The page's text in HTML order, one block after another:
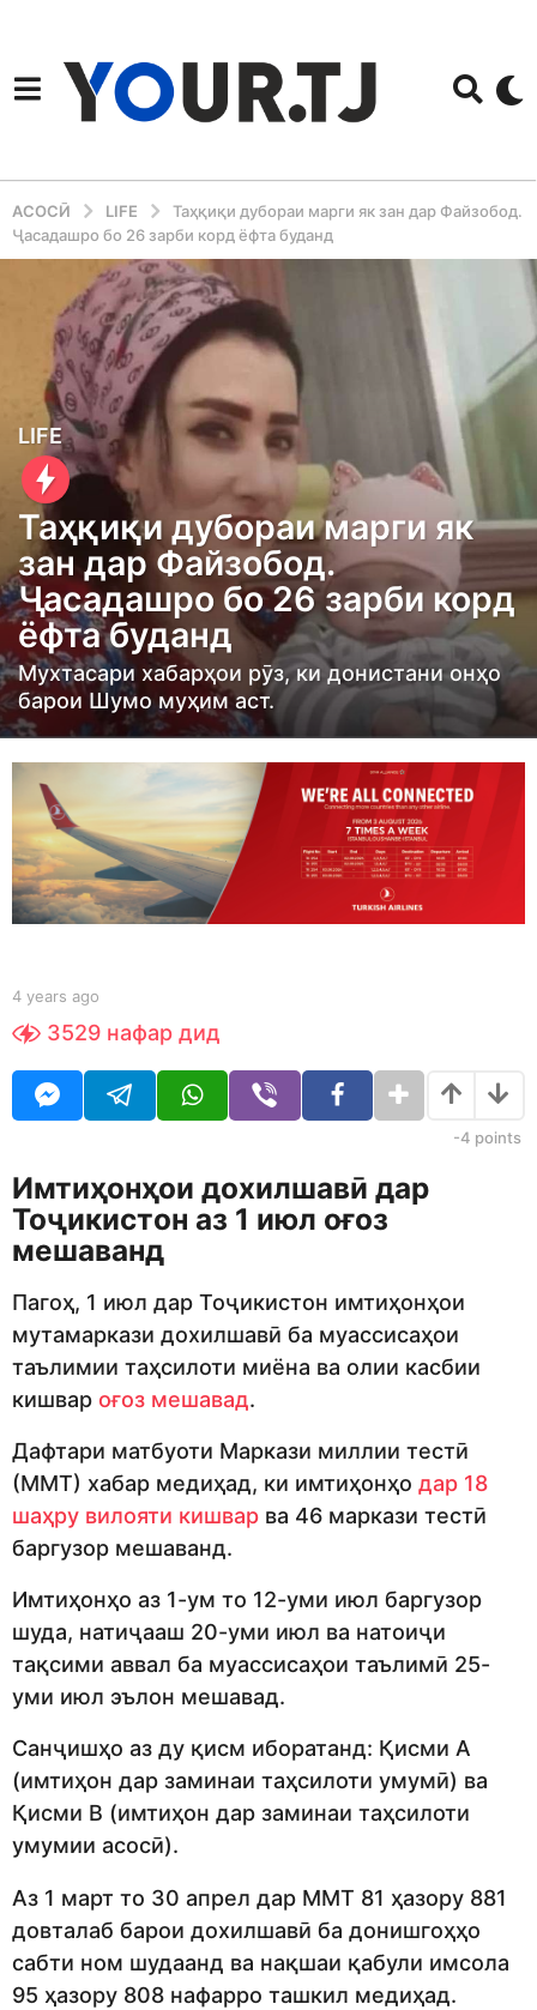
АСОСӢ LIFE
Таҳқиқи дубораи марги як зан дар Файзобод.
Ҷасадашро бо 26 зарби корд ёфта буданд
4
y
e
r
s
a
g
o
4
y
a
r
s
a
o
LIFE
Таҳқиқи дубораи марги як
зан дар Файзобод.
Ҷасадашро бо 26 зарби корд
ёфта буданд
Мухтасари хабарҳои рӯз, ки донистани онҳо
барои Шумо муҳим аст.
b
t
a
e
t
o
4 years ago
e
o
3529 нафар дид
-4 points
Имтиҳонҳои дохилшавӣ дар
Тоҷикистон аз 1 июл оғоз
мешаванд
Пагоҳ, 1 июл дар Тоҷикистон имтиҳонҳои
мутамаркази дохилшавӣ ба муассисаҳои
таълимии таҳсилоти миёна ва олии касбии
кишвар оғоз мешавад.
Дафтари матбуоти Маркази миллии тестӣ
(ММТ) хабар медиҳад, ки имтиҳонҳо дар 18
шаҳру вилояти кишвар ва 46 маркази тестӣ
баргузор мешаванд.
Имтиҳонҳо аз 1-ум то 12-уми июл баргузор
шуда, натиҷааш 20-уми июл ва натоиҷи
тақсими аввал ба муассисаҳои таълимӣ 25-
уми июл эълон мешавад.
Санҷишҳо аз ду қисм иборатанд: Қисми А
(имтиҳон дар заминаи таҳсилоти умумӣ) ва
Қисми В (имтиҳон дар заминаи таҳсилоти
умумии асосӣ).
Аз 1 март то 30 апрел дар ММТ 81 ҳазору 881
довталаб барои дохилшавӣ ба донишгоҳҳо
сабти ном шудаанд ва нақшаи қабули имсола
95 ҳазору 808 нафарро ташкил медиҳад.